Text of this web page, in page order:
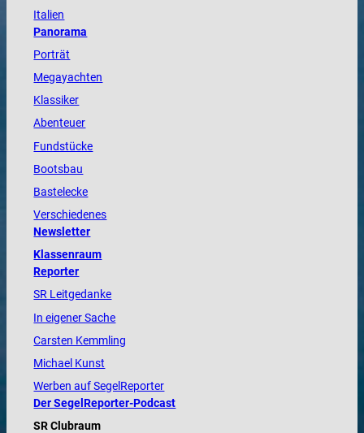
Italien
Panorama
Porträt
Megayachten
Klassiker
Abenteuer
Fundstücke
Bootsbau
Bastelecke
Verschiedenes
Newsletter
Klassenraum
Reporter
SR Leitgedanke
In eigener Sache
Carsten Kemmling
Michael Kunst
Werben auf SegelReporter
Der SegelReporter-Podcast
SR Clubraum